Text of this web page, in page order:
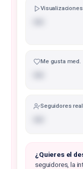
Me gusta med.
Seguidores
¿Quieres el
seguidores, la